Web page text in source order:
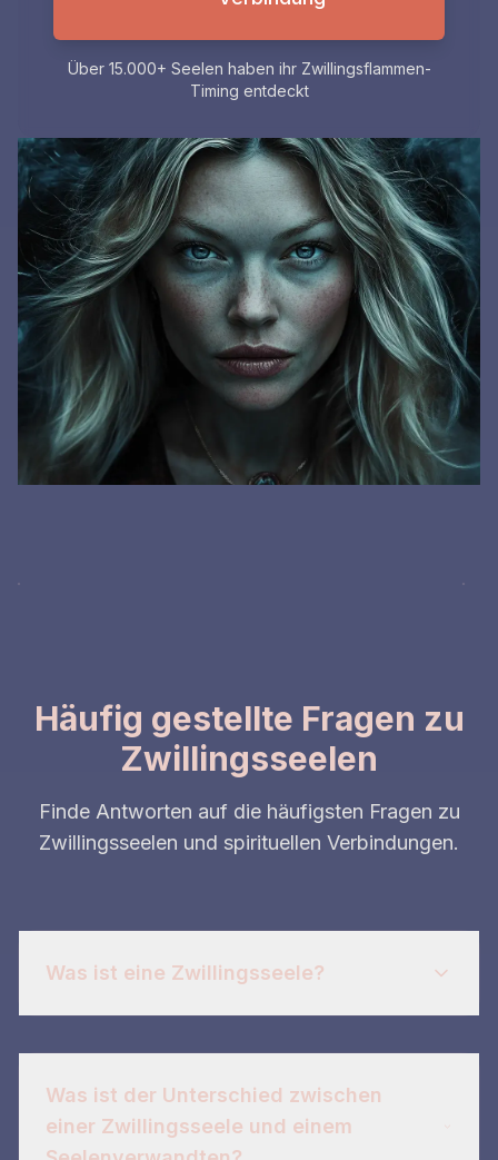
Über 15.000+ Seelen haben ihr Zwillingsflammen-
Timing entdeckt
Häufig gestellte Fragen zu
Zwillingsseelen
Finde Antworten auf die häufigsten Fragen zu
Zwillingsseelen und spirituellen Verbindungen.
Was ist eine Zwillingsseele?
Gegenstück, eine Spiegelseele, die deine tiefsten
Wahrheiten widerspiegelt und tiefgreifendes
spirituelles Wachstum katalysiert. Im Gegensatz
zu Seelenverwandten gelten Zwillingsseelen als
Was ist der Unterschied zwischen
einer Zwillingsseele und einem